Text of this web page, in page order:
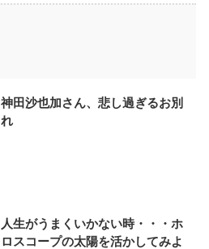
神田沙也加さん、悲し過ぎるお別
れ
人生がうまくいかない時・・・ホ
ロスコープの太陽を活かしてみよ